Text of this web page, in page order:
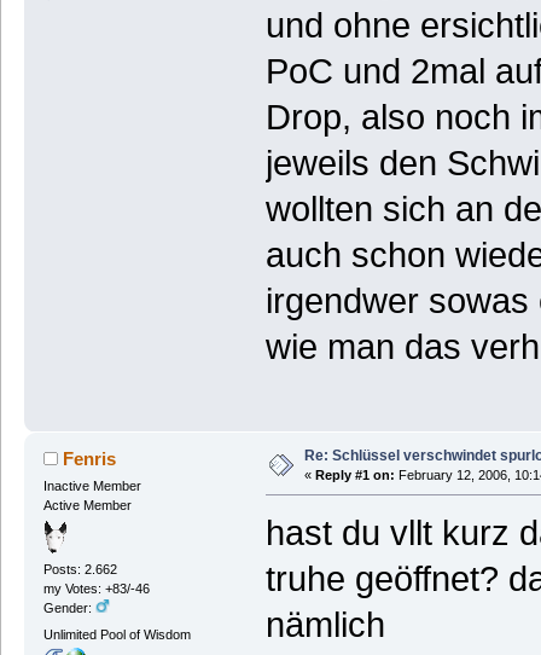
und ohne
PoC und 2mal
Drop, also noch
jeweils den
wollten sich an
auch schon
irgendwer
wie man das
Fenris
Inactive Member
Active Member
Posts: 2.662
my Votes: +83/-46
Gender:
Unlimited Pool of Wisdom
Re: Schlüssel verschwindet
« Reply #1 on: February 12, 2006,
hast du vllt kurz
truhe geöffnet?
nämlich